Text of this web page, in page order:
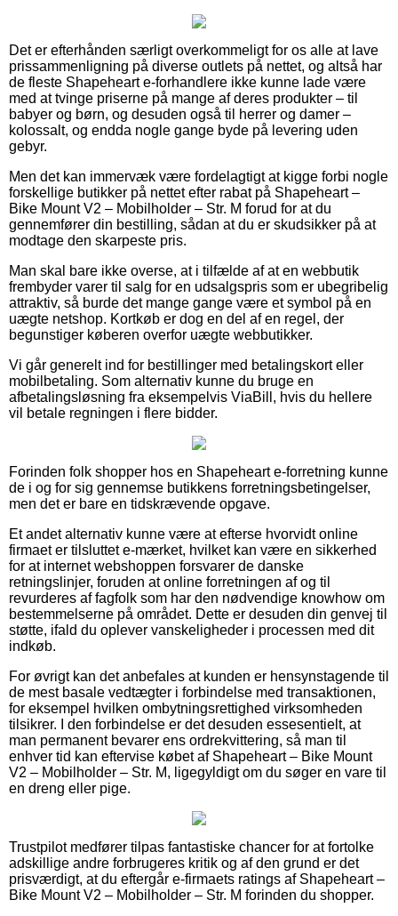
Det er efterhånden særligt overkommeligt for os alle at lave
prissammenligning på diverse outlets på nettet, og altså har
de fleste Shapeheart e-forhandlere ikke kunne lade være
med at tvinge priserne på mange af deres produkter – til
babyer og børn, og desuden også til herrer og damer –
kolossalt, og endda nogle gange byde på levering uden
gebyr.
Men det kan immervæk være fordelagtigt at kigge forbi nogle
forskellige butikker på nettet efter rabat på Shapeheart –
Bike Mount V2 – Mobilholder – Str. M forud for at du
gennemfører din bestilling, sådan at du er skudsikker på at
modtage den skarpeste pris.
Man skal bare ikke overse, at i tilfælde af at en webbutik
frembyder varer til salg for en udsalgspris som er ubegribelig
attraktiv, så burde det mange gange være et symbol på en
uægte netshop. Kortkøb er dog en del af en regel, der
begunstiger køberen overfor uægte webbutikker.
Vi går generelt ind for bestillinger med betalingskort eller
mobilbetaling. Som alternativ kunne du bruge en
afbetalingsløsning fra eksempelvis ViaBill, hvis du hellere
vil betale regningen i flere bidder.
Forinden folk shopper hos en Shapeheart e-forretning kunne
de i og for sig gennemse butikkens forretningsbetingelser,
men det er bare en tidskrævende opgave.
Et andet alternativ kunne være at efterse hvorvidt online
firmaet er tilsluttet e-mærket, hvilket kan være en sikkerhed
for at internet webshoppen forsvarer de danske
retningslinjer, foruden at online forretningen af og til
revurderes af fagfolk som har den nødvendige knowhow om
bestemmelserne på området. Dette er desuden din genvej til
støtte, ifald du oplever vanskeligheder i processen med dit
indkøb.
For øvrigt kan det anbefales at kunden er hensynstagende til
de mest basale vedtægter i forbindelse med transaktionen,
for eksempel hvilken ombytningsrettighed virksomheden
tilsikrer. I den forbindelse er det desuden essesentielt, at
man permanent bevarer ens ordrekvittering, så man til
enhver tid kan eftervise købet af Shapeheart – Bike Mount
V2 – Mobilholder – Str. M, ligegyldigt om du søger en vare til
en dreng eller pige.
Trustpilot medfører tilpas fantastiske chancer for at fortolke
adskillige andre forbrugeres kritik og af den grund er det
prisværdigt, at du eftergår e-firmaets ratings af Shapeheart –
Bike Mount V2 – Mobilholder – Str. M forinden du shopper.